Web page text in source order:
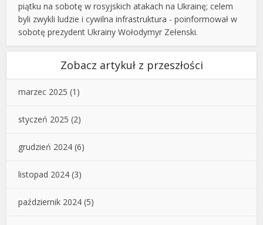
piątku na sobotę w rosyjskich atakach na Ukrainę; celem
byli zwykli ludzie i cywilna infrastruktura - poinformował w
sobotę prezydent Ukrainy Wołodymyr Zełenski.
Zobacz artykuł z przeszłości
marzec 2025 (1)
styczeń 2025 (2)
grudzień 2024 (6)
listopad 2024 (3)
październik 2024 (5)